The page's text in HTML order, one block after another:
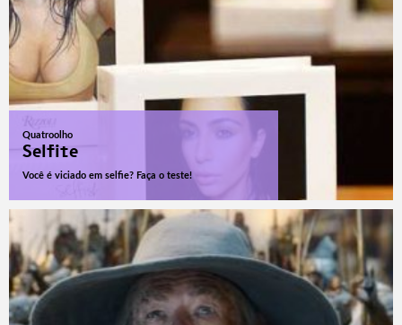
Quatroolho
Selfite
Você é viciado em selfie? Faça o teste!